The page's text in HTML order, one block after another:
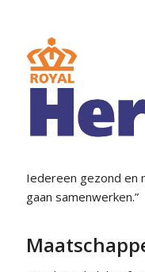
Iedereen gezond en
gaan samenwerken.”